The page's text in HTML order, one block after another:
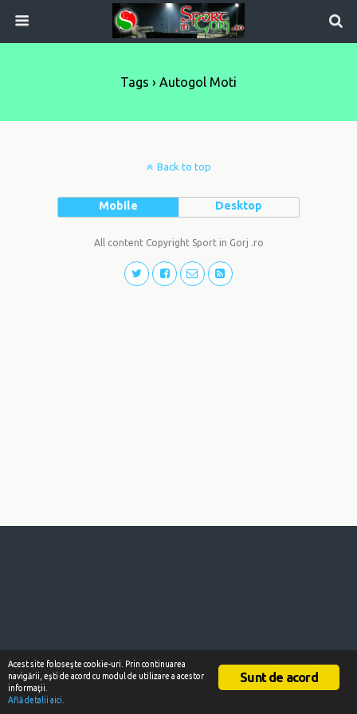
Tags › Autogol Moti
Back to top
Mobile Desktop
All content Copyright Sport in Gorj .ro
Sunt de acord
Acest site foloseşte cookie-uri. Prin continuarea
navigării, eşti de acord cu modul de utilizare a acestor
informaţii.
Află detalii aici.